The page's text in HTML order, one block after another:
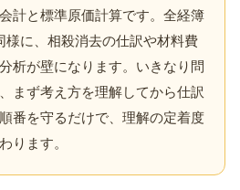
計と標準原価計算です。全経簿
様に、相殺消去の仕訳や材料費
析が壁になります。いきなり問
まず考え方を理解してから仕訳
番を守るだけで、理解の定着度
ります。